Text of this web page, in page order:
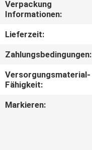
MIT
UNS
IN
VERBINDUNG
Verpackung
Informationen:
Lieferzeit:
Zahlungsbedingungen:
Versorgungsmaterial-
Fähigkeit:
Markieren: